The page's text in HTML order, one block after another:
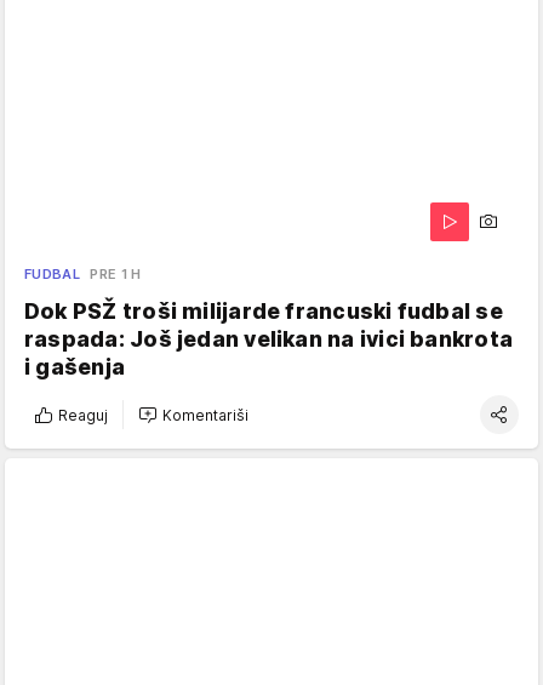
FUDBAL PRE 1 H
Dok PSŽ troši milijarde francuski fudbal se
raspada: Još jedan velikan na ivici bankrota
i gašenja
Reaguj Komentariši